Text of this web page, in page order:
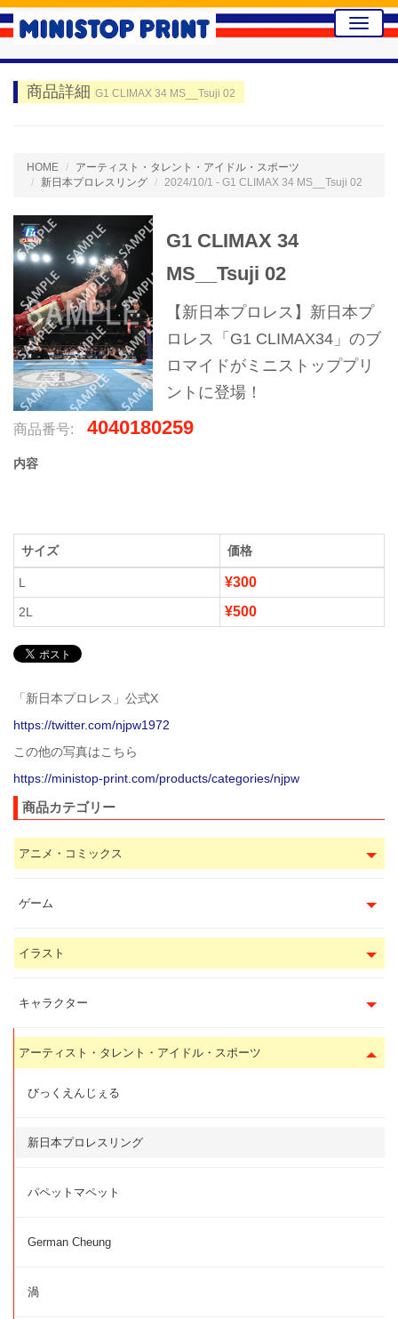
Toggle
商品詳細 G1 CLIMAX 34 MS__Tsuji 02
HOME
アーティスト・タレント・アイドル・スポーツ
新日本プロレスリング
2024/10/1 - G1 CLIMAX 34 MS__Tsuji 02
G1 CLIMAX 34
MS__Tsuji 02
【新日本プロレス】新日本プ
ロレス「G1 CLIMAX34」のブ
ロマイドがミニストッププリ
ントに登場！
商品番号: 4040180259
内容
サイズ 価格
L ¥300
2L ¥500
「新日本プロレス」公式X
https://twitter.com/njpw1972
この他の写真はこちら
https://ministop-print.com/products/categories/njpw
商品カテゴリー
アニメ・コミックス
ゲーム
イラスト
キャラクター
アーティスト・タレント・アイドル・スポーツ
びっくえんじぇる
新日本プロレスリング
パペットマペット
German Cheung
渦